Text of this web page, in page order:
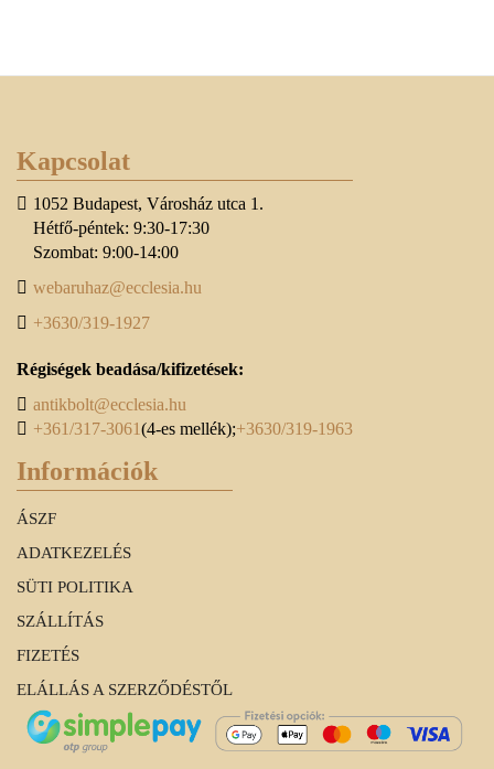
Kapcsolat
1052 Budapest, Városház utca 1.
Hétfő-péntek: 9:30-17:30
Szombat: 9:00-14:00
webaruhaz@ecclesia.hu
+3630/319-1927
Régiségek beadása/kifizetések:
antikbolt@ecclesia.hu
+361/317-3061(4-es mellék);+3630/319-1963
Információk
ÁSZF
ADATKEZELÉS
SÜTI POLITIKA
SZÁLLÍTÁS
FIZETÉS
ELÁLLÁS A SZERZŐDÉSTŐL